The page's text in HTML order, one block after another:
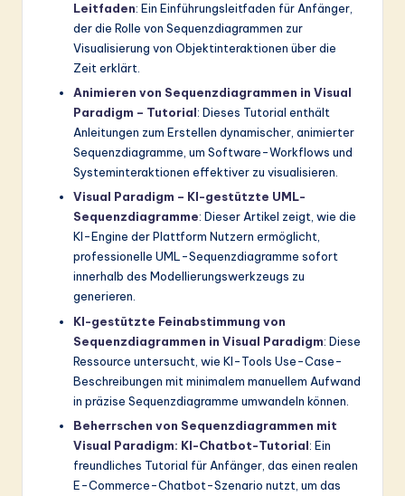
Leitfaden: Ein Einführungsleitfaden für Anfänger,
der die Rolle von Sequenzdiagrammen zur
Visualisierung von Objektinteraktionen über die
Zeit erklärt.
Animieren von Sequenzdiagrammen in Visual
Paradigm – Tutorial: Dieses Tutorial enthält
Anleitungen zum Erstellen dynamischer, animierter
Sequenzdiagramme, um Software-Workflows und
Systeminteraktionen effektiver zu visualisieren.
Visual Paradigm – KI-gestützte UML-
Sequenzdiagramme: Dieser Artikel zeigt, wie die
KI-Engine der Plattform Nutzern ermöglicht,
professionelle UML-Sequenzdiagramme sofort
innerhalb des Modellierungswerkzeugs zu
generieren.
KI-gestützte Feinabstimmung von
Sequenzdiagrammen in Visual Paradigm: Diese
Ressource untersucht, wie KI-Tools Use-Case-
Beschreibungen mit minimalem manuellem Aufwand
in präzise Sequenzdiagramme umwandeln können.
Beherrschen von Sequenzdiagrammen mit
Visual Paradigm: KI-Chatbot-Tutorial: Ein
freundliches Tutorial für Anfänger, das einen realen
E-Commerce-Chatbot-Szenario nutzt, um das